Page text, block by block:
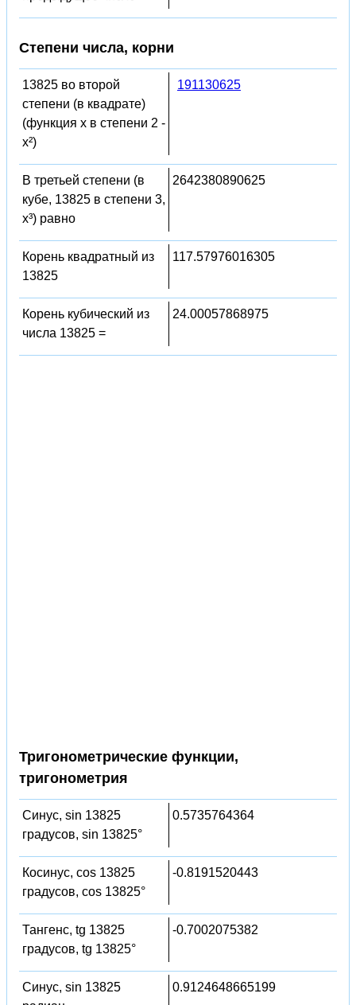
Степени числа, корни
13825 во второй
степени (в квадрате)
(функция x в степени 2 -
x²)
191130625
В третьей степени (в
кубе, 13825 в степени 3,
x³) равно
2642380890625
Корень квадратный из
13825
117.57976016305
Корень кубический из
числа 13825 =
24.00057868975
Тригонометрические функции,
тригонометрия
Синус, sin 13825
градусов, sin 13825°
0.5735764364
Косинус, cos 13825
градусов, cos 13825°
-0.8191520443
Тангенс, tg 13825
градусов, tg 13825°
-0.7002075382
Синус, sin 13825
0.9124648665199